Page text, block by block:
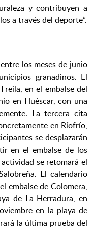
y contribuyen a
a través del deporte”.
los meses de junio
granadinos. El
en el embalse del
en Huéscar, con una
La tercera cita
en Ríofrío,
se desplazarán
en el embalse de los
se retomará el
El calendario
embalse de Colomera,
de La Herradura, en
en la playa de
la última prueba del